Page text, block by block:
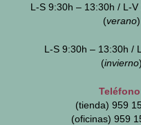
L-S 9:30h – 13:30h / L-
(verano)
L-S 9:30h – 13:30h /
(invierno)
(tienda) 959
(oficinas) 959